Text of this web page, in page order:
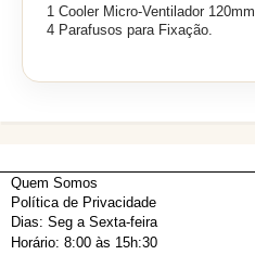
1 Cooler Micro-Ventilador
4 Parafusos para Fixação.
Quem Somos
Política de Privacidade
Dias: Seg a Sexta-feira
Horário: 8:00 às 15h:30